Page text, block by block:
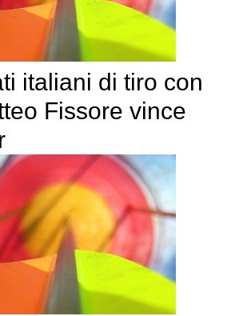
italiani di tiro con
Fissore vince